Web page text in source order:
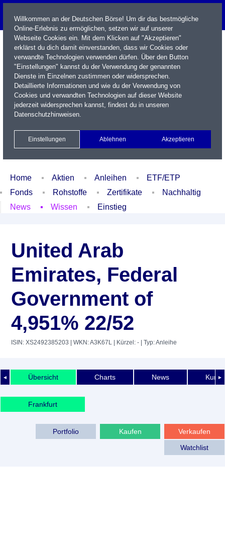
Name / WKN / ISIN / Kürzel
Xetra Realtime
Watchlist Portfolio Login
Home Aktien Anleihen
ETF/ETP
Fonds
Rohstoffe Zertifikate
Nachhaltig
News
Wissen Einstieg
United Arab
Emirates, Federal
Government of
4,951% 22/52
ISIN: XS2492385203 | WKN: A3K67L | Kürzel: - | Typ: Anleihe
◄ ►
Übersicht Charts News
Frankfurt
Verkaufen
Kaufen
Portfolio
Watchlist
Willkommen an der Deutschen Börse! Um dir das bestmögliche
Online-Erlebnis zu ermöglichen, setzen wir auf unserer
Webseite Cookies ein. Mit dem Klicken auf "Akzeptieren"
erklärst du dich damit einverstanden, dass wir Cookies oder
verwandte Technologien verwenden dürfen. Über den Button
"Einstellungen" kannst du der Verwendung der genannten
Dienste im Einzelnen zustimmen oder widersprechen.
Detaillierte Informationen und wie du der Verwendung von
Cookies und verwandten Technologien auf dieser Website
jederzeit widersprechen kannst, findest du in unseren
Datenschutzhinweisen.
Einstellungen Ablehnen Akzeptieren